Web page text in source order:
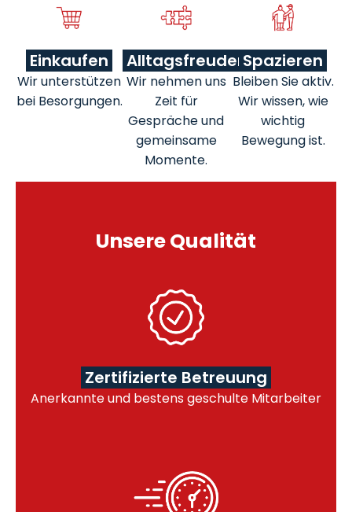
Einkaufen
Wir unterstützen
bei Besorgungen.
Alltagsfreuden
Wir nehmen uns
Zeit für
Gespräche und
gemeinsame
Momente.
Spazieren
Bleiben Sie aktiv.
Wir wissen, wie
wichtig
Bewegung ist.
Unsere Qualität
Zertifizierte Betreuung
Anerkannte und bestens geschulte Mitarbeiter